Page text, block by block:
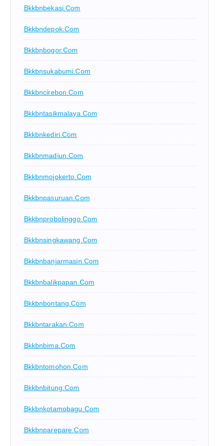
Bkkbnbekasi.com
Bkkbndepok.com
Bkkbnbogor.com
Bkkbnsukabumi.com
Bkkbncirebon.com
Bkkbntasikmalaya.com
Bkkbnkediri.com
Bkkbnmadiun.com
Bkkbnmojokerto.com
Bkkbnpasuruan.com
Bkkbnprobolinggo.com
Bkkbnsingkawang.com
Bkkbnbanjarmasin.com
Bkkbnbalikpapan.com
Bkkbnbontang.com
Bkkbntarakan.com
Bkkbnbima.com
Bkkbntomohon.com
Bkkbnbitung.com
Bkkbnkotamobagu.com
Bkkbnparepare.com